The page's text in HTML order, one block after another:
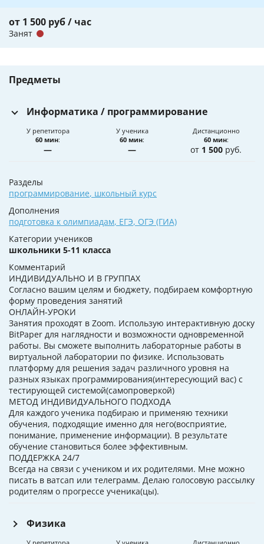
от 1 500 руб / час
Занят
Предметы
Информатика / программирование
У репетитора
60 мин:
—
У ученика
60 мин:
—
Дистанционно
60 мин:
от 1 500 руб.
Разделы
программирование, школьный курс
Дополнения
подготовка к олимпиадам, ЕГЭ, ОГЭ (ГИА)
Категории учеников
школьники 5-11 класса
Комментарий
ИНДИВИДУАЛЬНО И В ГРУППАХ
Согласно вашим целям и бюджету, подбираем комфортную
форму проведения занятий
ОНЛАЙН-УРОКИ
Занятия проходят в Zoom. Использую интерактивную доску
BitPaper для наглядности и возможности одновременной
работы. Вы сможете выполнить лабораторные работы в
виртуальной лаборатории по физике. Использовать
платформу для решения задач различного уровня на
разных языках программирования(интересующий вас) с
тестирующей системой(самопроверкой)
МЕТОД ИНДИВИДУАЛЬНОГО ПОДХОДА
Для каждого ученика подбираю и применяю техники
обучения, подходящие именно для него(восприятие,
понимание, применение информации). В результате
обучение становиться более эффективным.
ПОДДЕРЖКА 24/7
Всегда на связи с учеником и их родителями. Мне можно
писать в ватсап или телеграмм. Делаю голосовую рассылку
родителям о прогрессе ученика(цы).
Физика